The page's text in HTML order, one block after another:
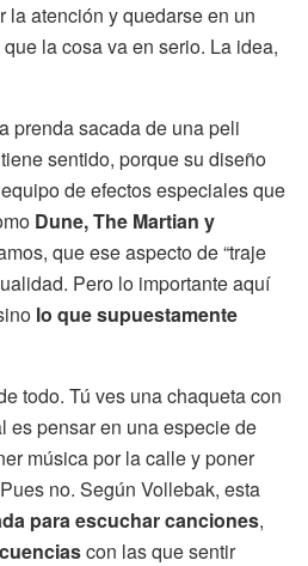
la atención y quedarse en un
la cosa va en serio. La idea,
prenda sacada de una peli
sentido, porque su diseño
de efectos especiales que
Dune, The Martian y
que ese aspecto de “traje
Pero lo importante aquí
lo que supuestamente
todo. Tú ves una chaqueta con
es pensar en una especie de
música por la calle y poner
no. Según Vollebak, esta
para escuchar canciones,
con las que sentir